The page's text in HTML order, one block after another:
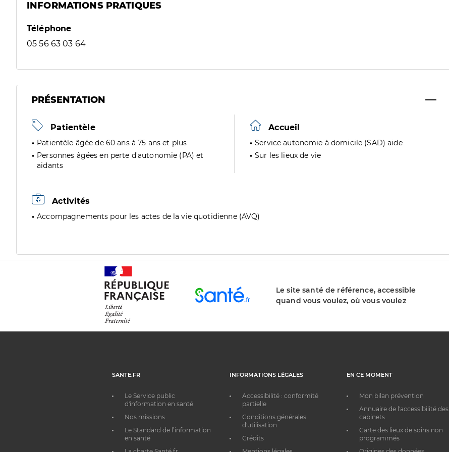
INFORMATIONS PRATIQUES
Téléphone
05 56 63 03 64
PRÉSENTATION
Patientèle
Patientèle âgée de 60 ans à 75 ans et plus
Personnes âgées en perte d'autonomie (PA) et
aidants
Accueil
Service autonomie à domicile (SAD) aide
Sur les lieux de vie
Activités
Accompagnements pour les actes de la vie quotidienne (AVQ)
Le site santé de référence, accessible
quand vous voulez, où vous voulez
SANTE.FR
Le Service public
d'information en santé
Nos missions
Le Standard de l’information
en santé
INFORMATIONS LÉGALES
Accessibilité : conformité
partielle
Conditions générales
d'utilisation
Crédits
EN CE MOMENT
Mon bilan prévention
Annuaire de l'accessibilité des
cabinets
Carte des lieux de soins non
programmés